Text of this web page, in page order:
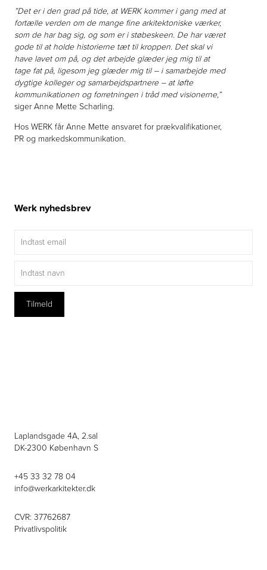
”Det er i den grad på tide, at WERK kommer i gang med at
fortælle verden om de mange fine arkitektoniske værker,
som de har bag sig, og som er i støbeskeen. De har været
gode til at holde historierne tæt til kroppen. Det skal vi
have lavet om på, og det arbejde glæder jeg mig til at
tage fat på, ligesom jeg glæder mig til – i samarbejde med
dygtige kolleger og samarbejdspartnere – at løfte
kommunikationen og forretningen i tråd med visionerne,”
siger Anne Mette Scharling.
Hos WERK får Anne Mette ansvaret for prækvalifikationer,
PR og markedskommunikation.
Werk nyhedsbrev
Laplandsgade 4A, 2.sal
DK-2300 København S
+45 33 32 78 04
info@werkarkitekter.dk
CVR: 37762687
Privatlivspolitik